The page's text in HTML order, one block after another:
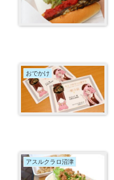
おでかけ
アスルクラロ沼津